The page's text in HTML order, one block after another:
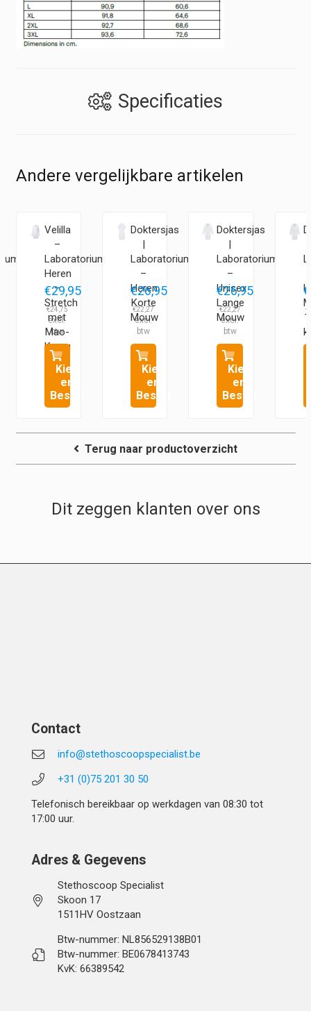
Specificaties
Andere vergelijkbare artikelen
Velilla
–
Laboratoriumjas
Heren
–
Stretch
met
Mao-
Kraag
€29,95
€24,75
Kies
en
Bestel
Doktersjas
|
Laboratoriumjas
–
Heren
Korte
Mouw
€26,95
€22,27
Kies
en
Bestel
Doktersjas
|
Laboratoriumjas
–
Unisex
Lange
Mouw
€26,95
€22,27
Kies
en
Bestel
€
€
Terug naar productoverzicht
Dit zeggen klanten over ons
Contact
info@stethoscoopspecialist.be
+31 (0)75 201 30 50
Telefonisch bereikbaar op werkdagen van 08:30 tot
17:00 uur.
Adres & Gegevens
Stethoscoop Specialist
Skoon 17
1511HV Oostzaan
Btw-nummer: NL856529138B01
Btw-nummer: BE0678413743
KvK: 66389542